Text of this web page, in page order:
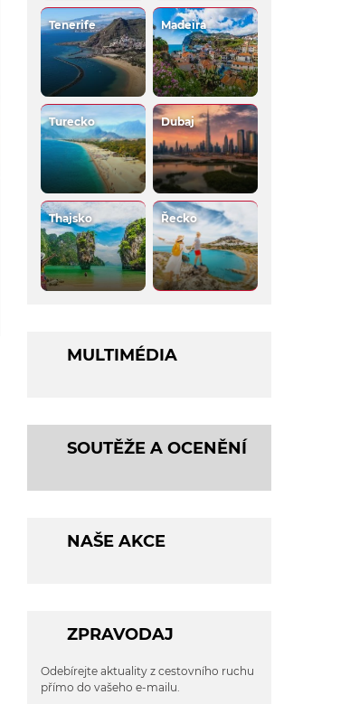
Tenerife Madeira
Turecko Dubaj
Thajsko Řecko
MULTIMÉDIA
SOUTĚŽE A OCENĚNÍ
NAŠE AKCE
ZPRAVODAJ
Odebírejte aktuality z cestovního ruchu
přímo do vašeho e-mailu.